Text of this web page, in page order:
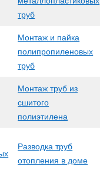
труб
Монтаж и пайка
полипропиленовых
труб
Монтаж труб из
сшитого
полиэтилена
Разводка труб
отопления в доме